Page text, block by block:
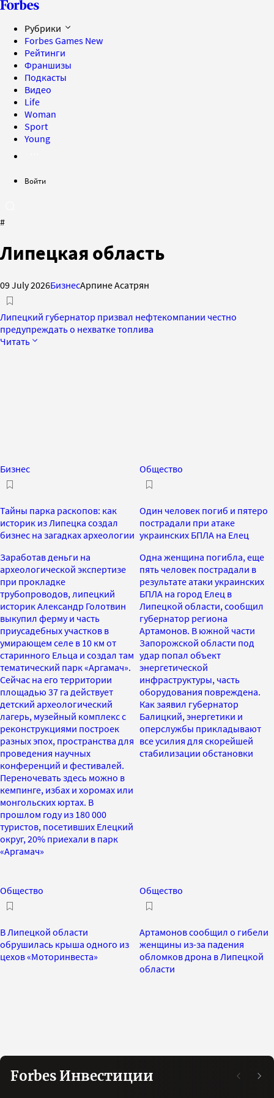
Рубрики
Forbes Games New
Рейтинги
Франшизы
Подкасты
Видео
Life
Woman
Sport
Young
Войти
#
Липецкая область
09 July 2026БизнесАрпине Асатрян
Липецкий губернатор призвал нефтекомпании честно
предупреждать о нехватке топлива
Читать
Бизнес
Тайны парка раскопов: как
историк из Липецка создал
бизнес на загадках археологии
Заработав деньги на
археологической экспертизе
при прокладке
трубопроводов, липецкий
историк Александр Голотвин
выкупил ферму и часть
приусадебных участков в
умирающем селе в 10 км от
старинного Ельца и создал там
тематический парк «Аргамач».
Сейчас на его территории
площадью 37 га действует
детский археологический
лагерь, музейный комплекс с
реконструкциями построек
разных эпох, пространства для
проведения научных
конференций и фестивалей.
Переночевать здесь можно в
кемпинге, избах и хоромах или
монгольских юртах. В
прошлом году из 180 000
туристов, посетивших Елецкий
округ, 20% приехали в парк
«Аргамач»
Общество
Один человек погиб и пятеро
пострадали при атаке
украинских БПЛА на Елец
Одна женщина погибла, еще
пять человек пострадали в
результате атаки украинских
БПЛА на город Елец в
Липецкой области, сообщил
губернатор региона
Артамонов. В южной части
Запорожской области под
удар попал объект
энергетической
инфраструктуры, часть
оборудования повреждена.
Как заявил губернатор
Балицкий, энергетики и
оперслужбы прикладывают
все усилия для скорейшей
стабилизации обстановки
Общество
В Липецкой области
обрушилась крыша одного из
цехов «Моторинвеста»
Общество
Артамонов сообщил о гибели
женщины из-за падения
обломков дрона в Липецкой
области
Forbes Инвестиции